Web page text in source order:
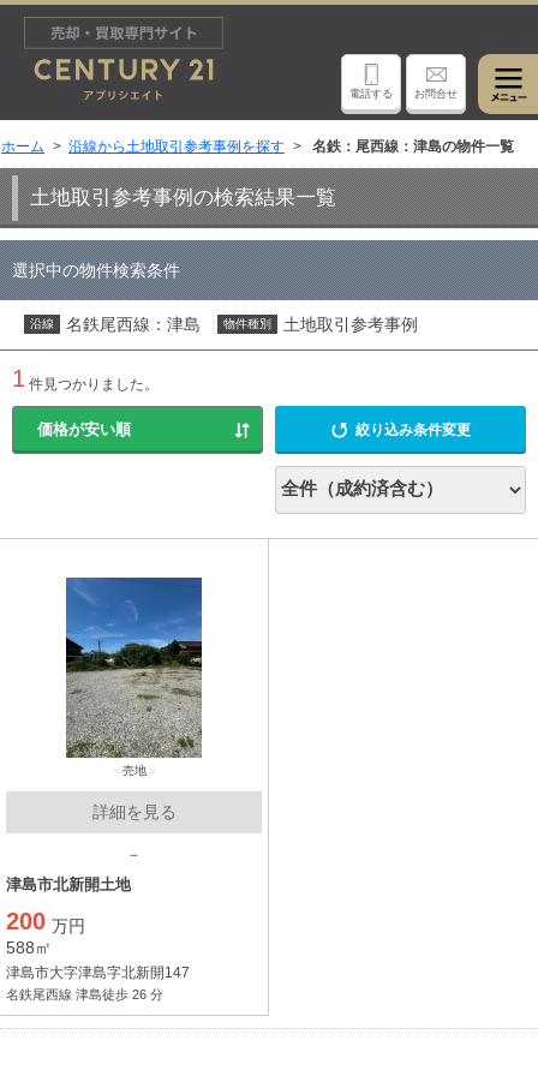
電話する お問合せ
ホーム 沿線から土地取引参考事例を探す 名鉄：尾西線：津島の物件一覧
土地取引参考事例の検索結果一覧
選択中の物件検索条件
沿線 名鉄尾西線：津島 物件種別 土地取引参考事例
1 件見つかりました。
絞り込み条件変更
売地
詳細を見る
－
津島市北新開土地
200 万円
588㎡
津島市大字津島字北新開147
名鉄尾西線 津島徒歩 26 分